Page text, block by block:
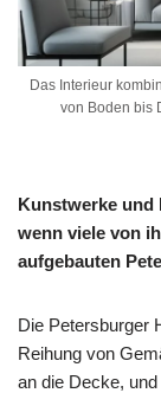
Das Interieur
von Boden bis
Kunstwerke und
wenn viele von
aufgebauten
Die Petersburger
Reihung von
an die Decke,